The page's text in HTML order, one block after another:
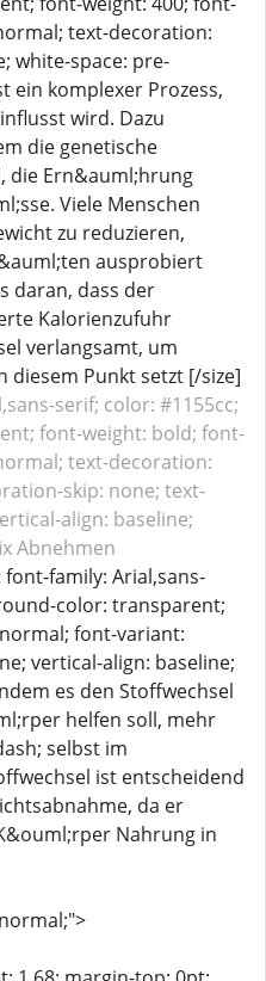
text-decoration:
white-space: pre-
ein komplexer Prozess,
wird. Dazu
die genetische
die Ern&auml;hrung
Viele Menschen
zu reduzieren,
ausprobiert
daran, dass der
Kalorienzufuhr
verlangsamt, um
diesem Punkt setzt [/size]
serif; color: #1155cc;
font-weight: bold; font-
text-decoration:
skip: none; text-
align: baseline;
Abnehmen
font-family: Arial,sans-
color: transparent;
font-variant:
vertical-align: baseline;
es den Stoffwechsel
helfen soll, mehr
selbst im
ist entscheidend
da er
Nahrung in